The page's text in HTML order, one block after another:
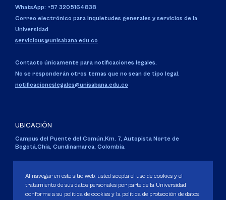
WhatsApp: +57 3205164838
Correo electrónico para inquietudes generales y servicios de la
Universidad
servicious@unisabana.edu.co
Contacto únicamente para notificaciones legales.
No se responderán otros temas que no sean de tipo legal.
notificacioneslegales@unisabana.edu.co
UBICACIÓN
Campus del Puente del Común,Km. 7, Autopista Norte de
Bogotá.Chía, Cundinamarca, Colombia.
Personería Jurídica:Resolución 130 del 14 de enero de 1980.
Ministerio de Educación Nacional.
Al navegar en este sitio web, usted acepta el uso de cookies y el
tratamiento de sus datos personales por parte de la Universidad
conforme a su política de cookies y la política de protección de datos